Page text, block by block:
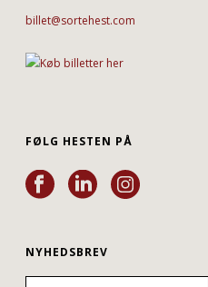
billet@sortehest.com
FØLG HESTEN PÅ
NYHEDSBREV